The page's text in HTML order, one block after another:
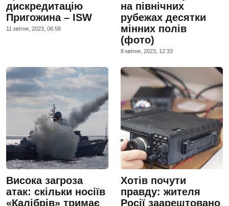
дискредитацію
Пригожина – ISW
11 квiтня, 2023, 06:58
на північних
рубежах десятки
мінних полів
(фото)
8 квiтня, 2023, 12:33
Висока загроза
атак: скільки носіїв
«Калібрів» тримає
Хотів почути
правду: жителя
Росії заарештовано